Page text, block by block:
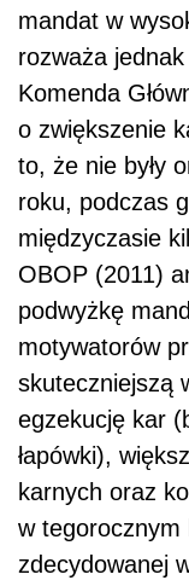
mandat w
rozważa
Komenda
o zwiększenie
to, że nie były
roku, podczas
międzyczasie
OBOP (2011)
podwyżkę
motywatorów
skuteczniejszą
egzekucję kar
łapówki),
karnych oraz
w tegorocznym
zdecydowanej